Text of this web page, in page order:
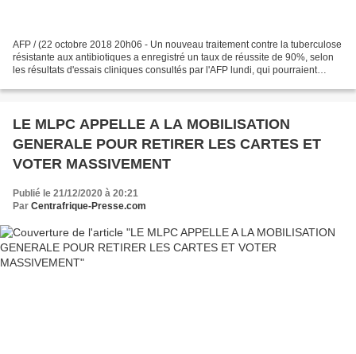
AFP / (22 octobre 2018 20h06 - Un nouveau traitement contre la tuberculose
résistante aux antibiotiques a enregistré un taux de réussite de 90%, selon
les résultats d'essais cliniques consultés par l'AFP lundi, qui pourraient
LE MLPC APPELLE A LA MOBILISATION
GENERALE POUR RETIRER LES CARTES ET
VOTER MASSIVEMENT
Publié le 21/12/2020 à 20:21
Par Centrafrique-Presse.com